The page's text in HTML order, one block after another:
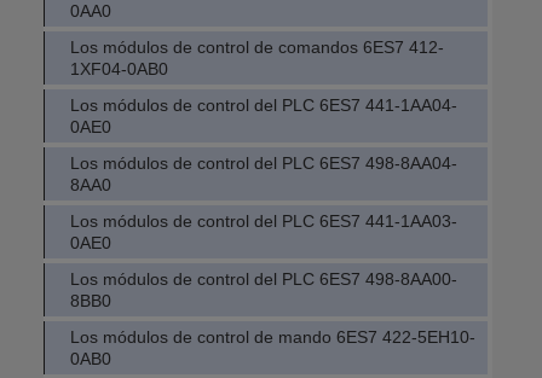
0AA0
Los módulos de control de comandos 6ES7 412-
1XF04-0AB0
Los módulos de control del PLC 6ES7 441-1AA04-
0AE0
Los módulos de control del PLC 6ES7 498-8AA04-
8AA0
Los módulos de control del PLC 6ES7 441-1AA03-
0AE0
Los módulos de control del PLC 6ES7 498-8AA00-
8BB0
Los módulos de control de mando 6ES7 422-5EH10-
0AB0